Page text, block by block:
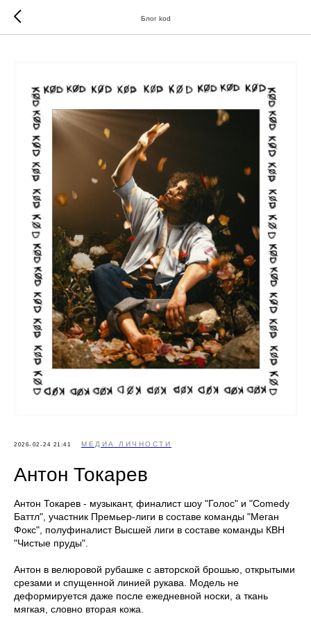
Блог kod
2026-02-24 21:41 МЕДИА ЛИЧНОСТИ
Антон Токарев
Антон Токарев - музыкант, финалист шоу "Голос" и "Comedy
Баттл", участник Премьер-лиги в составе команды "Меган
Фокс", полуфиналист Высшей лиги в составе команды КВН
"Чистые пруды".
Антон в велюровой рубашке c авторской брошью, открытыми
срезами и спущенной линией рукава. Модель не
деформируется даже после ежедневной носки, а ткань
мягкая, словно вторая кожа.